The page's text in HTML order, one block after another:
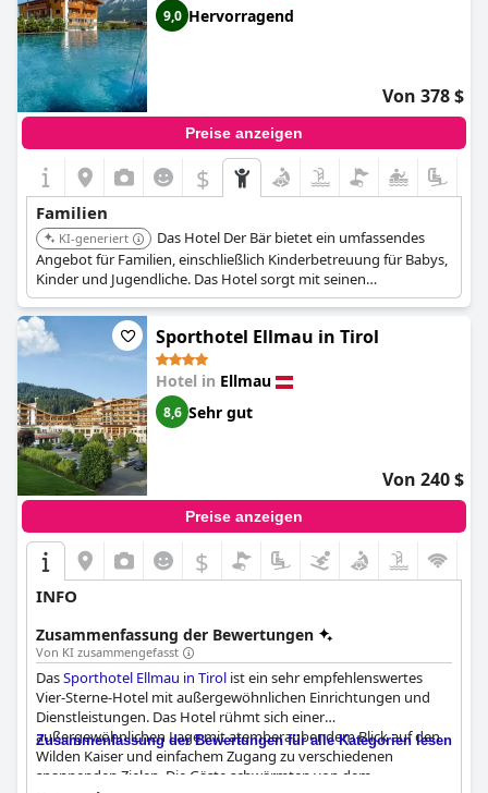
9,0 Hervorragend
Von 378 $
Preise anzeigen
$
Familien
KI-generiert
Das Hotel Der Bär bietet ein umfassendes
Angebot für Familien, einschließlich Kinderbetreuung für Babys,
Kinder und Jugendliche. Das Hotel sorgt mit seinen
umfangreichen Aktivitäten und Einrichtungen für Jung und Alt
dafür, dass keine Langeweile aufkommt.
Sporthotel Ellmau in Tirol
Hotel in Ellmau
8,6 Sehr gut
Von 240 $
Preise anzeigen
$
INFO
Zusammenfassung der Bewertungen
Von KI zusammengefasst
DasSporthotel Ellmau in Tirol ist ein sehr empfehlenswertes
Vier-Sterne-Hotel mit außergewöhnlichen Einrichtungen und
Dienstleistungen. Das Hotel rühmt sich einer
außergewöhnlichen Lage mit atemberaubendem Blick auf den
Wilden Kaiser und einfachem Zugang zu verschiedenen
spannenden Zielen. Die Gäste schwärmten von dem
Zusammenfassung der Bewertungen für alle Kategorien lesen